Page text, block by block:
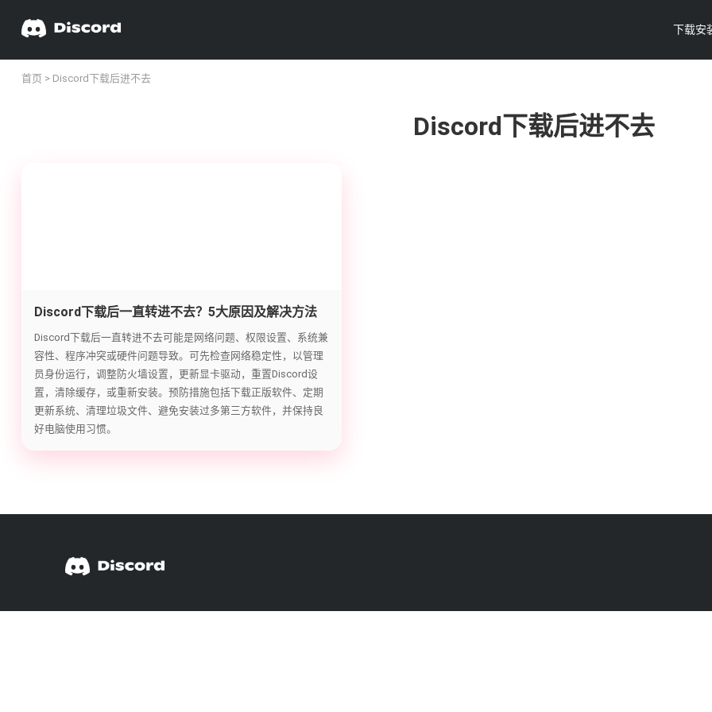
下载安
首页 > Discord下载后进不去
Discord下载后进不去
Discord下载后一直转进不去？5大原因及解决方法
大揭秘
Discord下载后一直转进不去可能是网络问题、权限设置、系统兼
容性、程序冲突或硬件问题导致。可先检查网络稳定性，以管理
员身份运行，调整防火墙设置，更新显卡驱动，重置Discord设
置，清除缓存，或重新安装。预防措施包括下载正版软件、定期
更新系统、清理垃圾文件、避免安装过多第三方软件，并保持良
好电脑使用习惯。